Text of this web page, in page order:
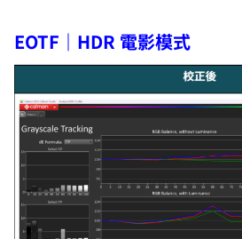
EOTF｜HDR 電影模式